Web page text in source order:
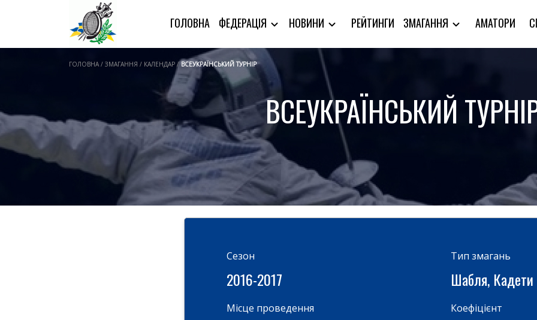
ГОЛОВНА ФЕДЕРАЦІЯ НОВИНИ РЕЙТИНГИ ЗМАГАННЯ АМАТОРИ
ГОЛОВНА / ЗМАГАННЯ / КАЛЕНДАР / ВСЕУКРАЇНСЬКИЙ ТУРНІР
ВСЕУКРАЇНСЬКИЙ
Cезон
2016-2017
Місце проведення
Тип змагань
Шабля, Кадети
Коефіцієнт